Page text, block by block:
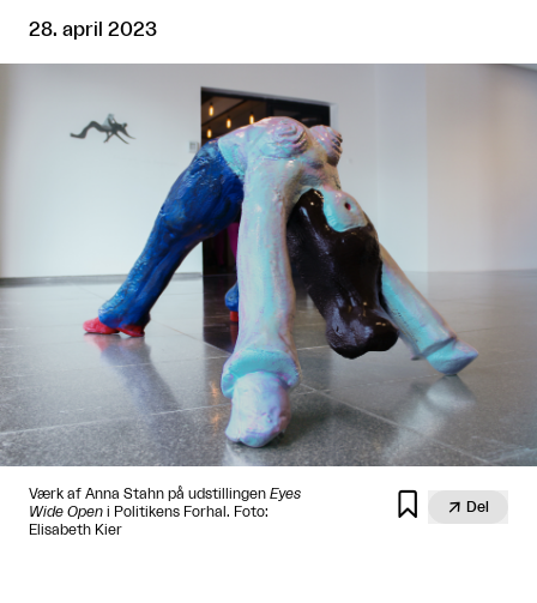
28. april 2023
Værk af Anna Stahn på udstillingen Eyes
Wide Open i Politikens Forhal. Foto:
Elisabeth Kier
  Del